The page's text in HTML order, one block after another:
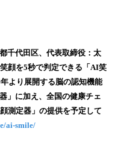
千代田区、代表取締役：太
顔を5秒で判定できる「AI笑
より展開する脳の認知機能
」に加え、全国の健康チェ
測定器」の提供を予定して
ai-smile/